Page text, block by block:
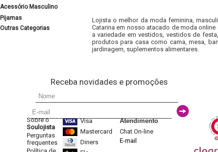
Acessório Masculino
Pijamas
Outras Categorias
Lojista o melhor da moda feminina,
Catarina em nosso atacado de moda
a variedade em vestidos, vestidos de
produtos para casa como cama, mesa,
jardinagem, suplementos alimentares.
Receba novidades e promoções
Sobre o
Soulojista
Perguntas
frequentes
Visa
Mastercard
Diners
Atendimento
Chat On-line
E-mail